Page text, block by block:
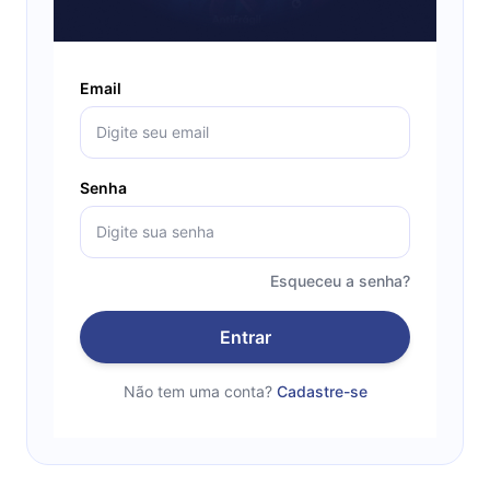
Email
Senha
Esqueceu a senha?
Entrar
Não tem uma conta? Cadastre-se